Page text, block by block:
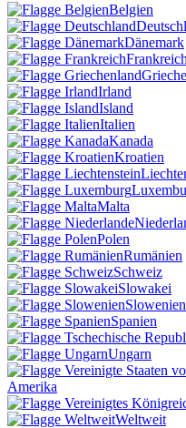
Belgien
Dänemark
Frankreich
Irland
Island
Italien
Kanada
Kroatien
Malta
Polen
Rumänien
Schweiz
Slowakei
Slowenien
Spanien
Ungarn
Amerika
Weltweit